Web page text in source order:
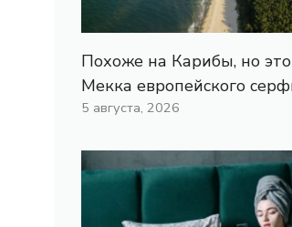
Похоже на Карибы, но
Мекка европейского
5 августа, 2026